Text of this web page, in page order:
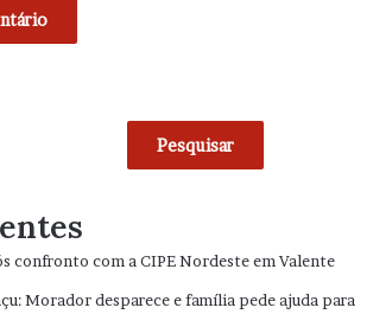
Pesquisar
confronto com a CIPE Nordeste em Valente
Morador desparece e família pede ajuda para